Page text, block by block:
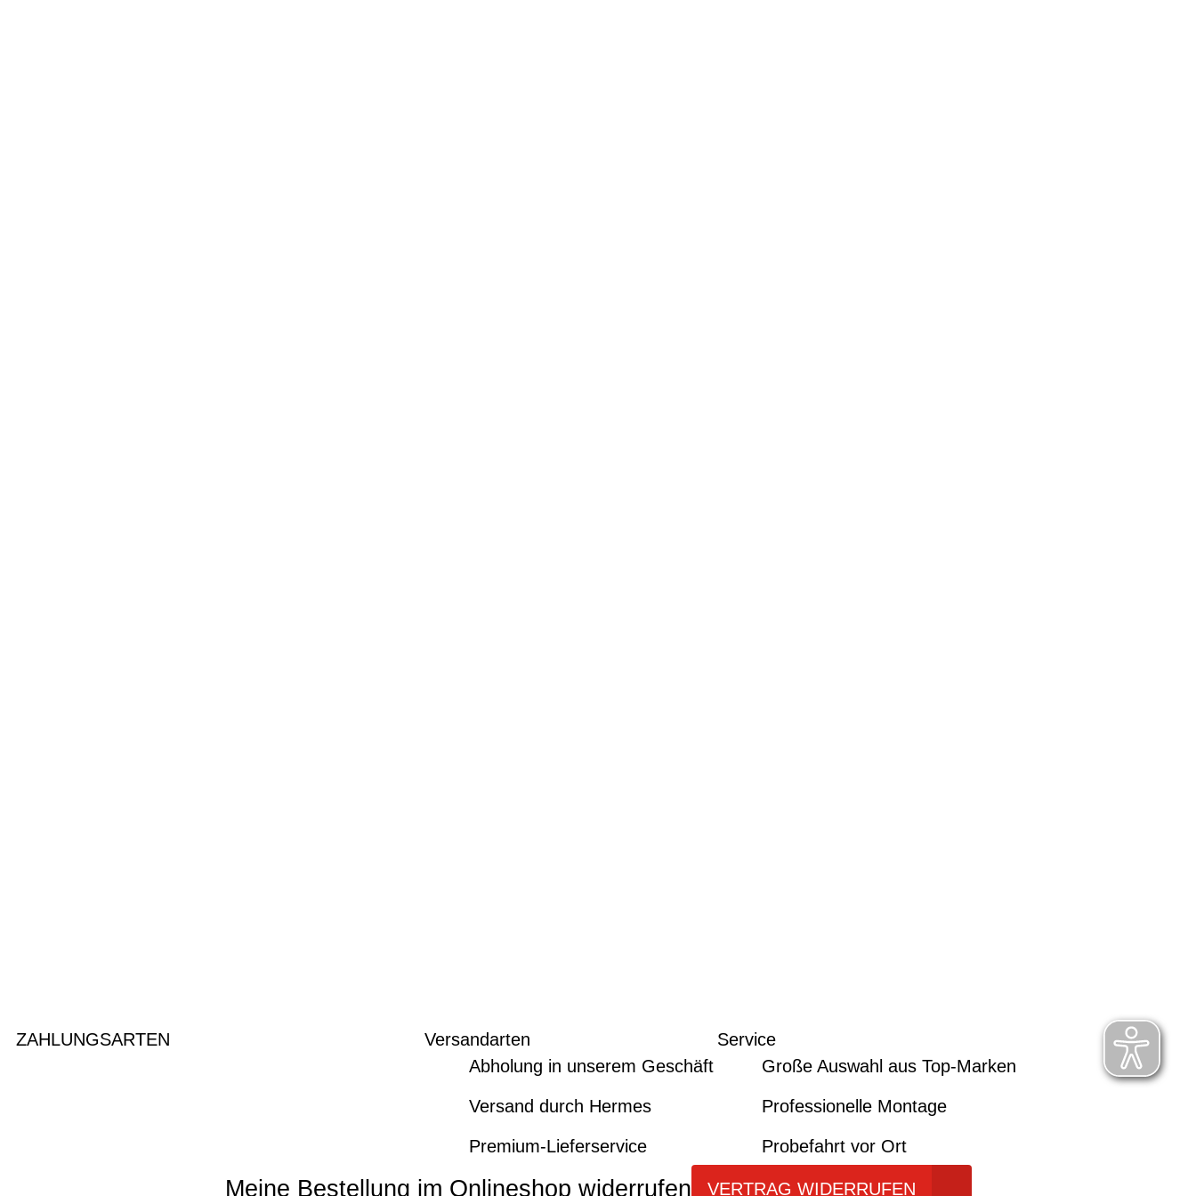
ZAHLUNGSARTEN
Versandarten
Abholung in unserem Geschäft
Versand durch Hermes
Premium-Lieferservice
Service
Große Auswahl aus Top-Marken
Professionelle Montage
Probefahrt vor Ort
Meine Bestellung im Onlineshop widerrufen VERTRAG WIDERRUFEN